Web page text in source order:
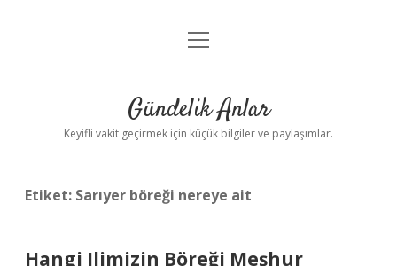
Anasayfa
Yasal Uyarı
menüyü
Gündelik Anlar
Keyifli vakit geçirmek için küçük bilgiler ve paylaşımlar.
Etiket: Sarıyer böreği nereye ait
Hangi Ilimizin Böreği Meşhur